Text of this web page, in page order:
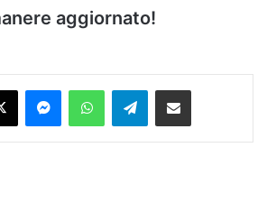
aggiornato!
X MessengerWhatsAppTelegramCondividi via Email